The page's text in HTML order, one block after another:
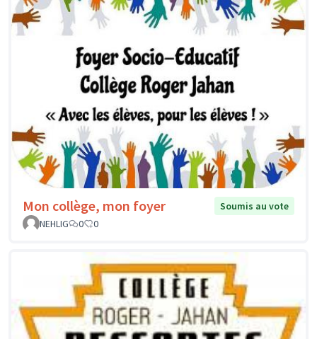
Mon collège, mon foyer
Soumis au vote
NEHLIG
0 0